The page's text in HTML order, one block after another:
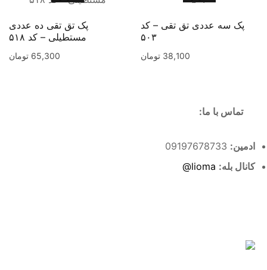
پک سه عددی تق تقی – کد
۵۰۳
38,100 تومان
پک تق تقی ده عددی
مستطیلی – کد ۵۱۸
65,300 تومان
تماس با ما:
ادمین:
کانال بله: lioma@